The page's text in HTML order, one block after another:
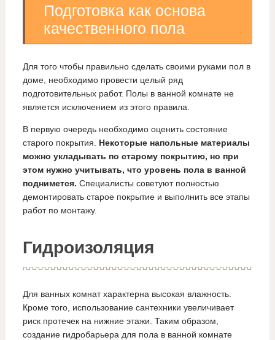
Подготовка как основа
качественного пола
Для того чтобы правильно сделать своими руками пол в
доме, необходимо провести целый ряд
подготовительных работ. Полы в ванной комнате не
является исключением из этого правила.
В первую очередь необходимо оценить состояние
старого покрытия. Некоторые напольные материалы
можно укладывать по старому покрытию, но при
этом нужно учитывать, что уровень пола в ванной
поднимется. Специалисты советуют полностью
демонтировать старое покрытие и выполнить все этапы
работ по монтажу.
Гидроизоляция
Для ванных комнат характерна высокая влажность.
Кроме того, использование сантехники увеличивает
риск протечек на нижние этажи. Таким образом,
создание гидробарьера для пола в ванной комнате